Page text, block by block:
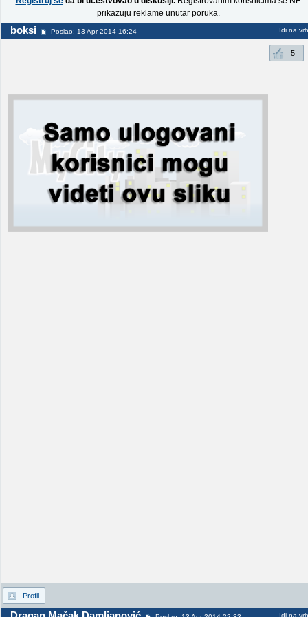
prikazuju reklame unutar poruka.
boksi Poslao: 13 Apr 2014 16:24 Idi na vrh
5
Profil
Idi na vrh